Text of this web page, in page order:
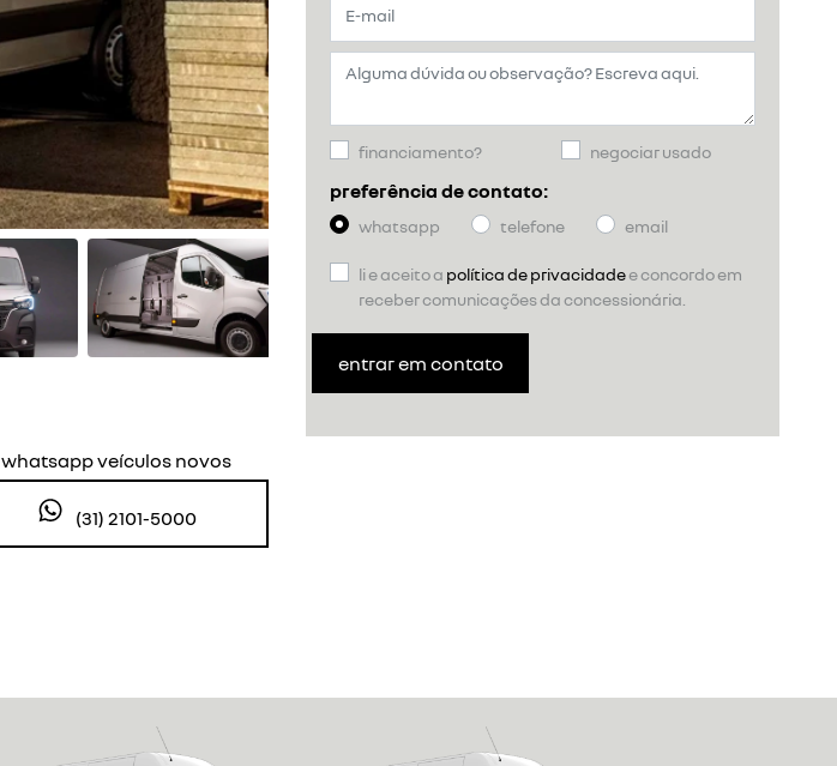
financiamento? negociar usado
preferência de contato:
whatsapp telefone email
li e aceito a política de privacidadee concordo em
receber comunicações da concessionária.
entrar em contato
whatsapp veículos novos
(31) 2101-5000